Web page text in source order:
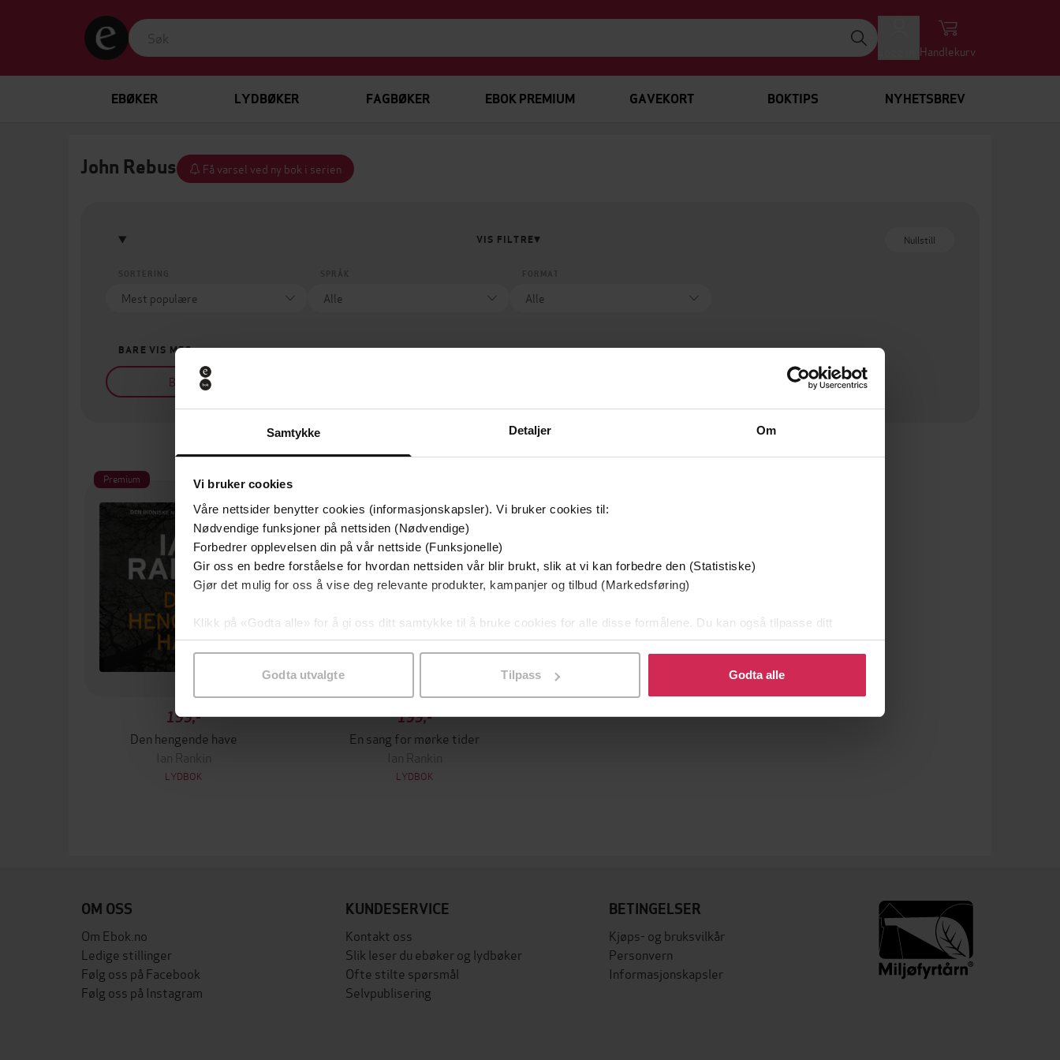
Samtykke Detaljer Om
Vi bruker cookies
Våre nettsider benytter cookies (informasjonskapsler). Vi bruker cookies til:
Nødvendige funksjoner på nettsiden (Nødvendige)
Forbedrer opplevelsen din på vår nettside (Funksjonelle)
Gir oss en bedre forståelse for hvordan nettsiden vår blir brukt, slik at vi kan forbedre den (Statistiske)
Gjør det mulig for oss å vise deg relevante produkter, kampanjer og tilbud (Markedsføring)
Klikk på «Godta alle» for å gi oss ditt samtykke til å bruke cookies for alle disse formålene. Du kan også tilpasse ditt
samtykke til spesifikke formål ved å klikke på «Tilpass». Du kan når som helst trekke tilbake eller endre ditt samtykke.
Godta utvalgte Tilpass Godta alle
Handlekurv
EBØKER LYDBØKER FAGBØKER EBOK PREMIUM GAVEKORT BOKTIPS NYHETSBREV
John Rebus Få varsel ved ny bok i serien
VIS FILTRE Nullstill
BARE VIS MEG
Bøker på tilbud
Premium
199,-
Den hengende have
Ian Rankin
LYDBOK
199,-
En sang for mørke tider
Ian Rankin
LYDBOK
OM OSS
Om Ebok.no
Ledige stillinger
Følg oss på Facebook
Følg oss på Instagram
KUNDESERVICE
Kontakt oss
Slik leser du ebøker og lydbøker
Ofte stilte spørsmål
Selvpublisering
BETINGELSER
Kjøps- og bruksvilkår
Personvern
Informasjonskapsler